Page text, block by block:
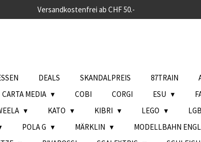
Versandkostenfrei ab CHF 50.-
DEALS SKANDALPREIS 87TRAIN
CARTA MEDIA COBI CORGI ESU
KATO KIBRI LEGO LGB
POLA G MÄRKLIN MODELLBAHN ENGL